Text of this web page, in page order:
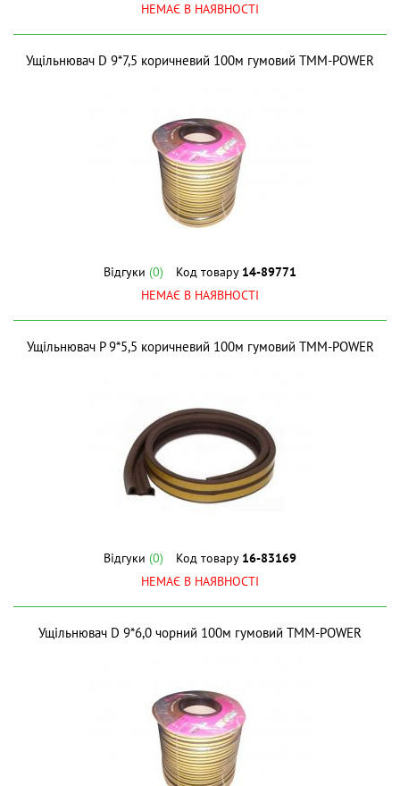
НЕМАЄ В НАЯВНОСТІ
Ущiльнювач D 9*7,5 коричневий 100м гумовий ТМM-POWER
Відгуки (0) Код товару 14-89771
НЕМАЄ В НАЯВНОСТІ
Ущiльнювач P 9*5,5 коричневий 100м гумовий ТМM-POWER
Відгуки (0) Код товару 16-83169
НЕМАЄ В НАЯВНОСТІ
Ущiльнювач D 9*6,0 чорний 100м гумовий ТМM-POWER